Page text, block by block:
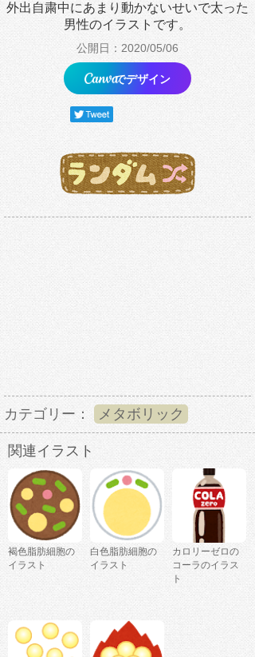
外出自粛中にあまり動かないせいで太った
男性のイラストです。
公開日：2020/05/06
でデザイン
カテゴリー： メタボリック
関連イラスト
褐色脂肪細胞の
イラスト
白色脂肪細胞の
イラスト
カロリーゼロの
コーラのイラス
ト